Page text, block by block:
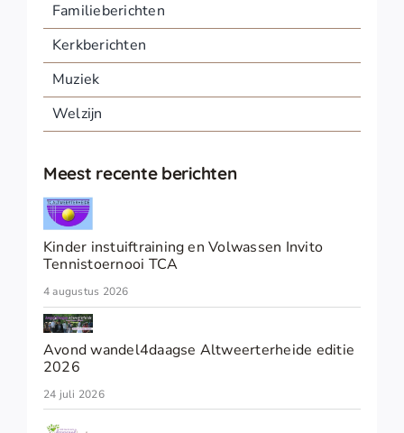
Familieberichten
Kerkberichten
Muziek
Welzijn
Meest recente berichten
Kinder instuiftraining en Volwassen Invito
Tennistoernooi TCA
4 augustus 2026
Avond wandel4daagse Altweerterheide editie
2026
24 juli 2026